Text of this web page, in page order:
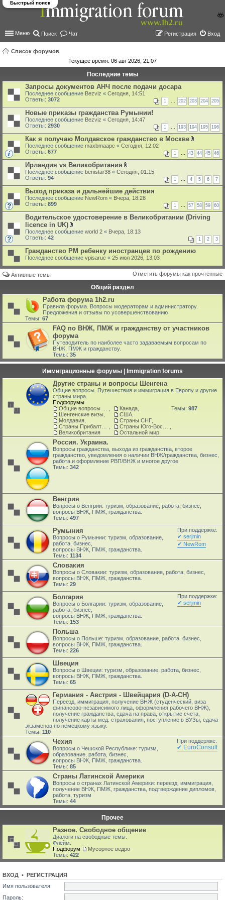
Меню Поиск Чат Вход
Регистрация
Список форумов
Быстрый поиск
Текущее время: 06 авг 2026, 21:07
Последние темы
Запросы документов АНЧ после подачи досара
Последнее сообщение Bezviz « Сегодня, 14:51
Ответы: 3072 1 … 202 203 204 205
Новые приказы гражданства Румынии!
Последнее сообщение Bezviz « Сегодня, 14:47
Ответы: 2930 1 … 193 194 195 196
Как я получаю Молдавское гражданство в Москве
л
о
ж
н
я
Последнее сообщение maxbmaapc « Сегодня, 12:02
Ответы: 677 1 … 43 44 45 46
Ирландия vs Великобритания
В
л
ж
е
н
я
Последнее сообщение benistar38 « Сегодня, 01:15
Ответы: 94 1 … 4 5 6 7
Выход приказа и дальнейшие действия
Последнее сообщение NewRom « Вчера, 18:28
Ответы: 899 1 … 57 58 59 60
Водительское удостоверение в Великобритании (Driving
licence in UK)
В
ж
е
н
и
Последнее сообщение world 2 « Вчера, 18:13
Ответы: 42 1 2 3
Гражданство РМ ребенку иностранцев по рождению
Последнее сообщение vpisaruc « 25 июл 2026, 13:03
Активные темы Отметить форумы как прочтённые
Общий раздел
Работа форума 1h2.ru
Правила форума. Вопросы модераторам и администратору.
Предложения и отзывы по усовершенствованию
Темы: 67
FAQ по ВНЖ, ПМЖ и гражданству от участников
форума
Путеводитель по наиболее часто задаваемым вопросам по
ВНЖ, ПМЖ и гражданству.
Темы: 35
Иммиграционные форумы | Immigration forums
Другие страны и вопросы Шенгена
Общие вопросы. Путешествия и иммиграция в Европу и другие
страны мира.
Подфорумы
Шенгенские визы
Молдавия
Великобритания
Канада
США
Страны СНГ
Остальной мир
Темы: 987
Россия. Украина.
Вопросы гражданства, выхода из гражданства, второе
гражданство, уведомления о наличии ВНЖ/гражданства, бизнес,
работа и оформление РВП/ВНЖ и многое другое
Темы: 342
Венгрия
Вопросы о Венгрии: туризм, образование, работа, бизнес,
вопросы ВНЖ, ПМЖ, гражданства.
Темы: 497
При поддержке:
✔ serjmin
✔ NewRom
Румыния
Вопросы о Румынии: туризм, образование,
работа, бизнес,
вопросы ВНЖ, ПМЖ, гражданства.
Темы: 1134
Словакия
Вопросы о Словакии: туризм, образование, работа, бизнес,
вопросы ВНЖ, ПМЖ, гражданства.
Темы: 29
При поддержке:
✔ serjmin
Болгария
Вопросы о Болгарии: туризм, образование,
работа, бизнес,
вопросы ВНЖ, ПМЖ, гражданства.
Темы: 153
Польша
Вопросы о Польше: туризм, образование, работа, бизнес,
вопросы ВНЖ, ПМЖ, гражданства.
Темы: 226
Швеция
Вопросы о Швеции: туризм, образование, работа, бизнес,
вопросы ВНЖ, ПМЖ, гражданства.
Темы: 65
Германия - Австрия - Швейцария (D-A-CH)
Переезд, иммиграция, получение ВНЖ (студенческий, виза
финансово-независимого лица, оформления рабочего ВНЖ),
получение гражданства, сдача на права, открытие счета,
получение карты мед. страхования, поступление в ВУЗы, сдача
экзаменов по немецкому языку.
Темы: 110
При поддержке:
✔ EuroConsult
Чехия
Вопросы о Чешской Республике: туризм,
образование, работа, бизнес,
вопросы ВНЖ, ПМЖ, гражданства.
Темы: 85
Страны Латинской Америки
Вопросы о странах Латинской Америки: переезд, иммиграция,
получение ВНЖ, ПМЖ, гражданства, подтверждение дипломов,
работа, туризм
Темы: 44
Прочее
Разное. Свободное общение
Диалоги на свободные темы.
Флейм.
Подфорум
Мусорное ведро
Темы: 422
ВХОД • РЕГИСТРАЦИЯ
Имя пользователя:
Пароль: